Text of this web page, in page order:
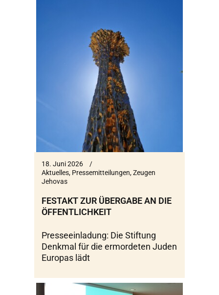
18. Juni 2026
Aktuelles, Pressemitteilungen,Zeugen
Jehovas
FESTAKT ZUR ÜBERGABE AN DIE
ÖFFENTLICHKEIT
Presseeinladung: Die Stiftung
Denkmal für die ermordeten Juden
Europas lädt